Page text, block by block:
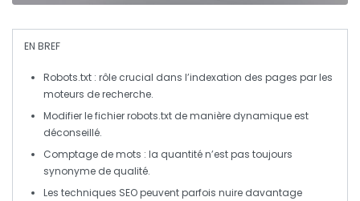
EN BREF
Robots.txt : rôle crucial dans l’indexation des pages par les
moteurs de recherche.
Modifier le fichierrobots.txt de manière dynamique est
déconseillé.
Comptage de mots : la quantité n’est pas toujours
synonyme de qualité.
Les techniques SEOpeuvent parfois nuire davantage